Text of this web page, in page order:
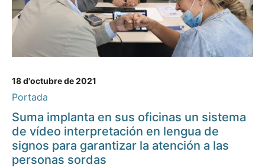
18 d'octubre de 2021
Portada
Suma implanta en sus oficinas un sistema
de vídeo interpretación en lengua de
signos para garantizar la atención a las
personas sordas